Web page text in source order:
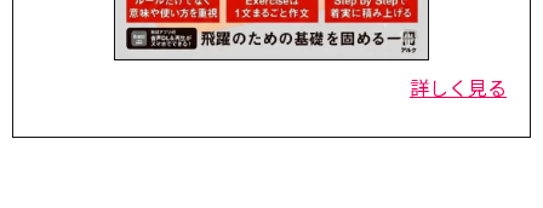
詳しく見る